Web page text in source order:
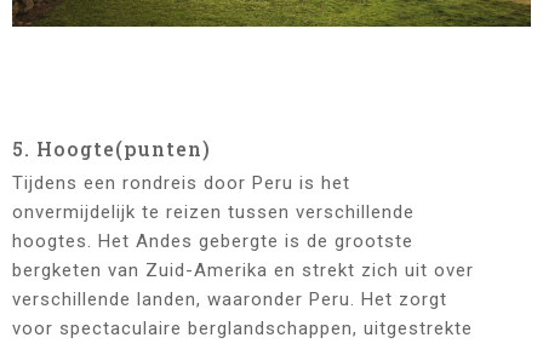
5. Hoogte(punten)
Tijdens een rondreis door Peru is het
onvermijdelijk te reizen tussen verschillende
hoogtes. Het Andes gebergte is de grootste
bergketen van Zuid-Amerika en strekt zich uit over
verschillende landen, waaronder Peru. Het zorgt
voor spectaculaire berglandschappen, uitgestrekte